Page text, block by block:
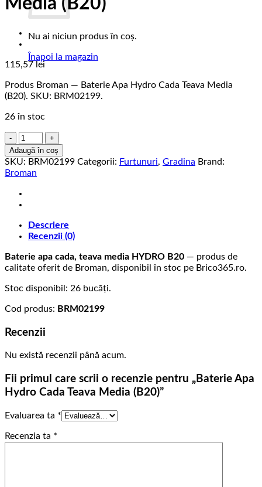
Nu ai niciun produs în coș.
Înapoi la magazin
Media (B20)
115,57 lei
Produs Broman — Baterie Apa Hydro Cada Teava Media
(B20). SKU: BRM02199.
26 în stoc
Cantitate
Baterie
Apa
Hydro
Teava
Media
Adaugă în coș
SKU: BRM02199 Categorii: Furtunuri, Gradina Brand:
Broman
Descriere
Recenzii (0)
Baterie apa cada, teava media HYDRO B20 — produs de
calitate oferit de Broman, disponibil în stoc pe Brico365.ro.
Stoc disponibil: 26 bucăți.
Cod produs: BRM02199
Recenzii
Nu există recenzii până acum.
Fii primul care scrii o recenzie pentru „Baterie Apa
Hydro Cada Teava Media (B20)”
Evaluarea ta *
Recenzia ta *